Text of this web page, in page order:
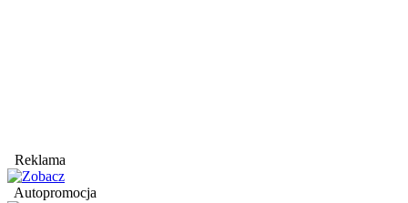
Reklama
Autopromocja